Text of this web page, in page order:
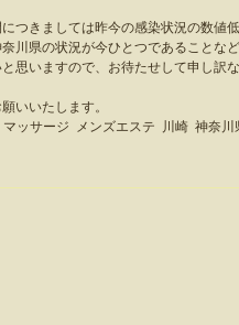
つきましては昨今の感染状況の数値
川県の状況が今ひとつであることな
思いますので、お待たせして申し訳
いいたします。
マッサージ メンズエステ 川崎 神奈川